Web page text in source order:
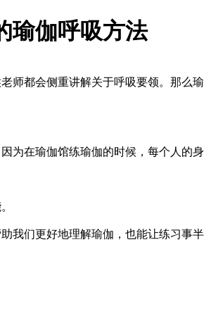
瑜伽呼吸方法
都会侧重讲解关于呼吸要领。那么
在瑜伽馆练瑜伽的时候，每个人的
们更好地理解瑜伽，也能让练习事